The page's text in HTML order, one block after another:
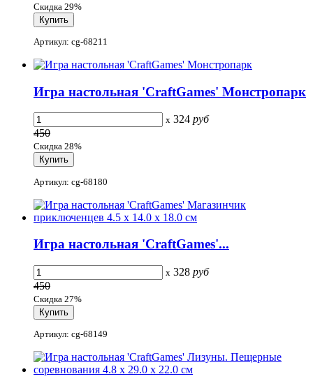
Скидка 29%
Артикул: cg-68211
Игра настольная 'CraftGames' Монстропарк
x 324 руб
450
Скидка 28%
Артикул: cg-68180
Игра настольная 'CraftGames'...
x 328 руб
450
Скидка 27%
Артикул: cg-68149